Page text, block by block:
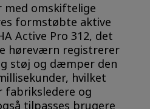
med omskiftelige
formstøbte aktive
Active Pro 312, det
høreværn registrerer
støj og dæmper den
hvilket
fabriksledere og